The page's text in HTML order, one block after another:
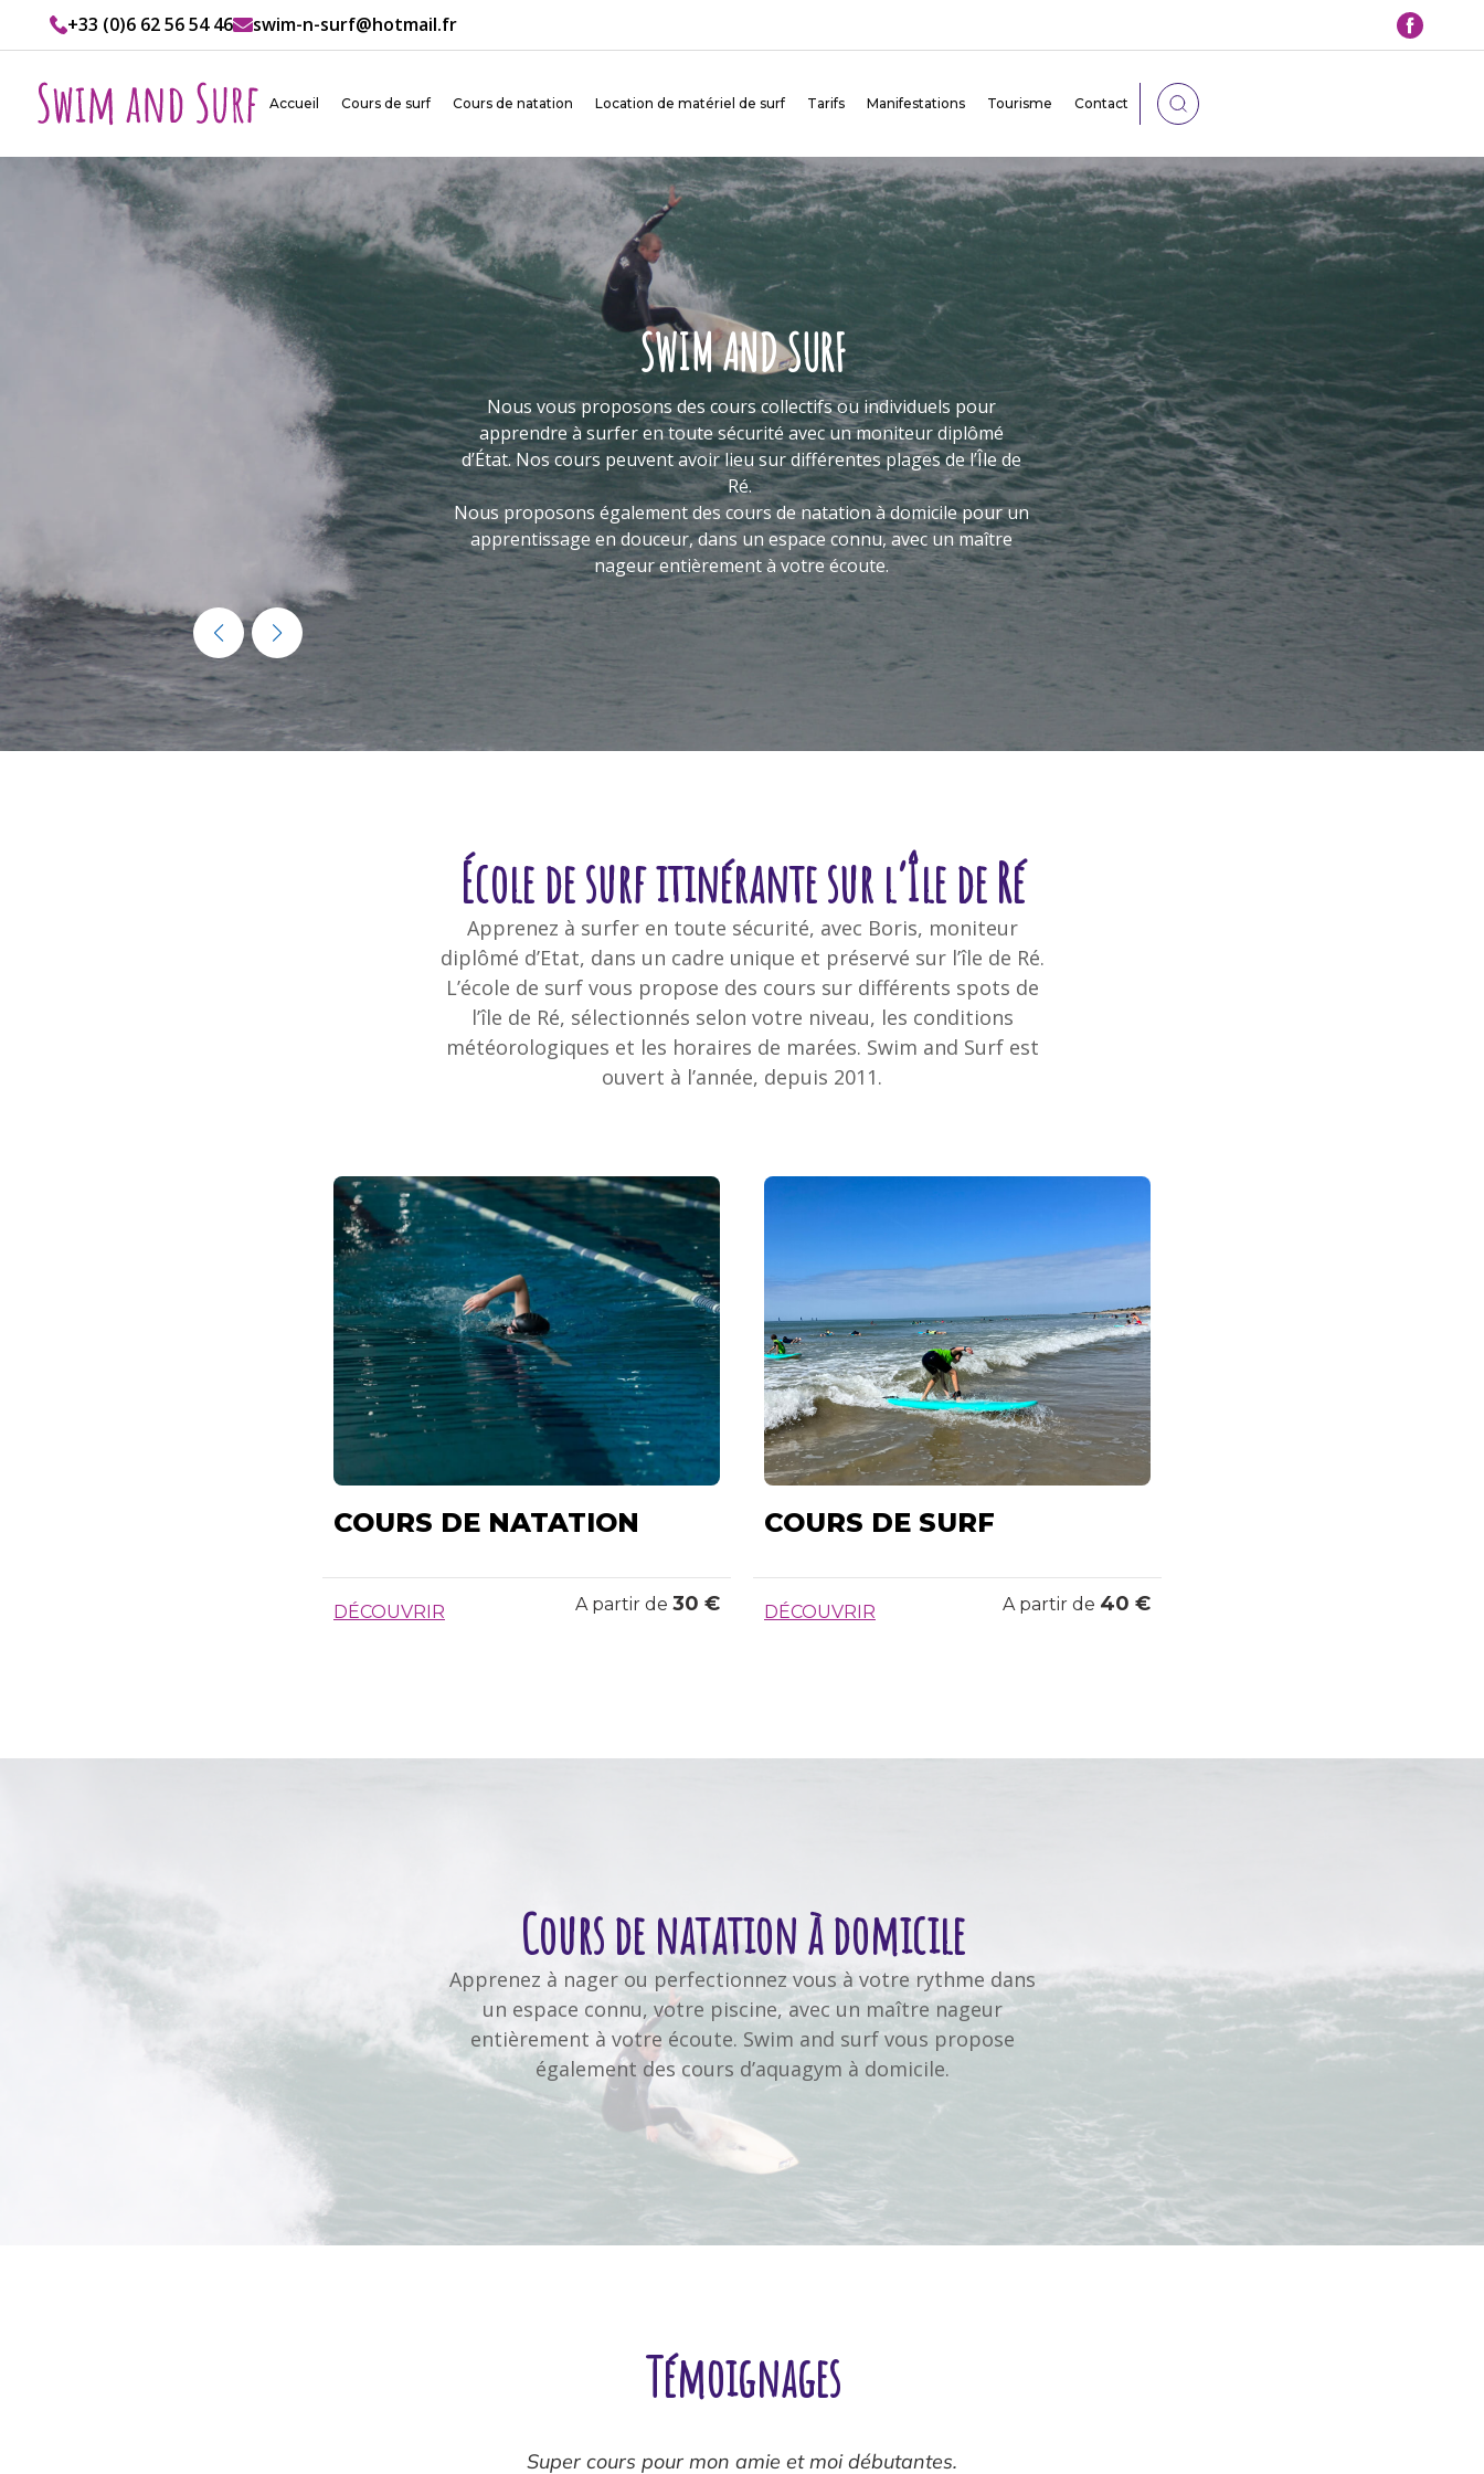
+33 (0)6 62 56 54 46 swim-n-surf@hotmail.fr
Accueil Cours de surf Cours de natation Location de matériel de surf Tarifs Manifestations Tourisme Contact
SWIM AND SURF
Nous vous proposons des cours collectifs ou individuels pour
apprendre à surfer en toute sécurité avec un moniteur diplômé
d’État. Nos cours peuvent avoir lieu sur différentes plages de l’Île de
Ré.
Nous proposons également des cours de natation à domicile pour un
apprentissage en douceur, dans un espace connu, avec un maître
nageur entièrement à votre écoute.
École de surf itinérante sur l’Île de Ré
Apprenez à surfer en toute sécurité, avec Boris, moniteur
diplômé d’Etat, dans un cadre unique et préservé sur l’île de Ré.
L’école de surf vous propose des cours sur différents spots de
l’île de Ré, sélectionnés selon votre niveau, les conditions
météorologiques et les horaires de marées. Swim and Surf est
ouvert à l’année, depuis 2011.
COURS DE NATATION
DÉCOUVRIR A partir de 30 €
COURS DE SURF
DÉCOUVRIR A partir de 40 €
Cours de natation à domicile
Apprenez à nager ou perfectionnez vous à votre rythme dans
un espace connu, votre piscine, avec un maître nageur
entièrement à votre écoute. Swim and surf vous propose
également des cours d’aquagym à domicile.
Témoignages
Boris est un excellent professionnel, accueil au top,